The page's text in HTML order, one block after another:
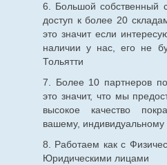
6. Большой собственный
доступ к более 20
это значит если
наличии у нас, его не
Тольятти
7. Более 10 партнеров
это значит, что мы
высокое качество
вашему, индивидуальному
8. Работаем как с
Юридическими лицами